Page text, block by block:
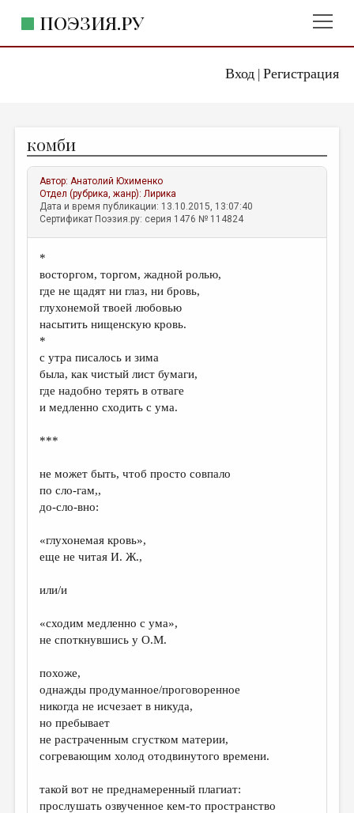
Вход| Регистрация
ПОЭЗИЯ.РУ
ЖАНРЫ
АВТОРЫ
КОММЕНТАРИИ
ЛИТСАЛОН
НОВОСТИ
ПРАВИЛА САЙТА
ОТДЕЛЫ И РУБРИКИ
ДАЙДЖЕСТ
ПРОИЗВЕДЕНИЯ
ПЕРЕВОДЫ
ДЕТСКАЯ КОМНАТА
КНИЖНАЯ ПОЛКА
ОБЗОР ЛИТЕРАТУРЫ
ОБЪЯВЛЕНИЯ
ОТ РЕДАКЦИИ
МАЛАЯ ПРОЗА
ЭССЕИСТИКА
КУЛЬТУРОВЕДЕНИЕ
комби
Автор:Анатолий Юхименко
Отдел (рубрика, жанр):Лирика
Дата и время публикации: 13.10.2015, 13:07:40
Сертификат Поэзия.ру: серия 1476 № 114824
*
восторгом, торгом, жадной ролью,
где не щадят ни глаз, ни бровь,
глухонемой твоей любовью
насытить нищенскую кровь.
*
с утра писалось и зима
была, как чистый лист бумаги,
где надобно терять в отваге
и медленно сходить с ума.
***
не может быть, чтоб просто совпало
по сло-гам,,
до-сло-вно:
«глухонемая кровь»,
еще не читая И. Ж.,
или/и
«сходим медленно с ума»,
не споткнувшись у О.М.
похоже,
однажды продуманное/проговоренное
никогда не исчезает в никуда,
но пребывает
не растраченным сгустком материи,
согревающим холод отодвинутого времени.
такой вот не преднамеренный плагиат:
прослушать озвученное кем-то пространство